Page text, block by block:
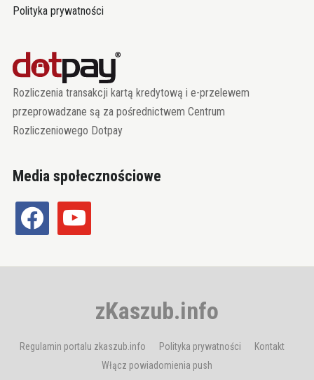
Polityka prywatności
Rozliczenia transakcji kartą kredytową i e-przelewem
przeprowadzane są za pośrednictwem Centrum
Rozliczeniowego Dotpay
Media społecznościowe
facebook youtube
zKaszub.info
Regulamin portalu zkaszub.info Polityka prywatności
Kontakt
Włącz powiadomienia push